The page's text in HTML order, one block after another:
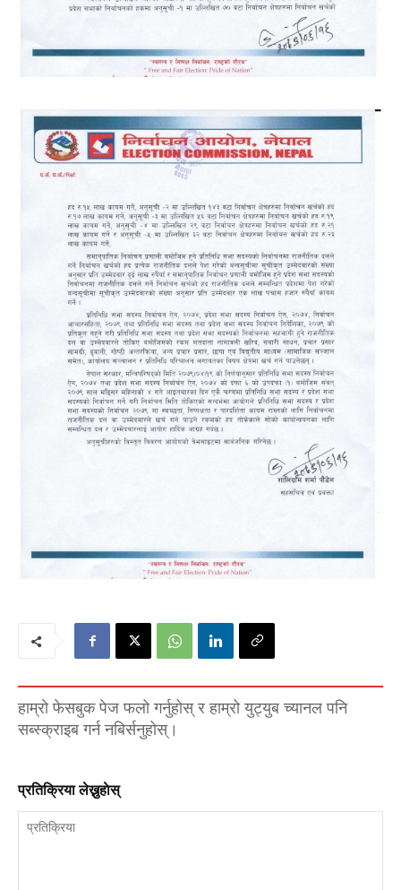
हाम्रो फेसबुक पेज फलो गर्नुहोस् र हाम्रो युट्युब च्यानल पनि
सब्स्क्राइब गर्न नबिर्सनुहोस्।
प्रतिक्रिया लेख्नुहाेस्